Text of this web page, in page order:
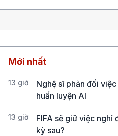
Mới nhất
13 giờ
Nghệ sĩ phản đối
huấn luyện AI
13 giờ
FIFA sẽ giữ việc nghỉ
kỳ sau?